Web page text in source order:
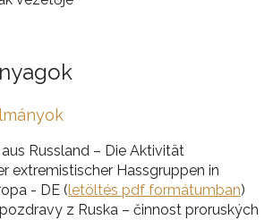
Russland – Die Aktivität
extremistischer Hassgruppen in
- DE (letöltés pdf formátumban)
z Ruska – činnost proruských